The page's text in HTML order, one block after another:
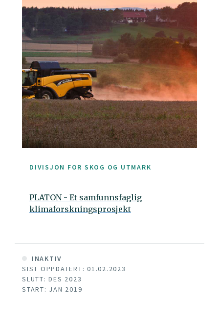
DIVISJON FOR SKOG OG UTMARK
PLATON - Et samfunnsfaglig
klimaforskningsprosjekt
INAKTIV
SIST OPPDATERT: 01.02.2023
SLUTT: DES 2023
START: JAN 2019